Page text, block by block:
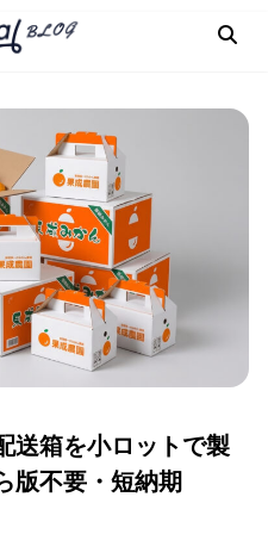
送箱を小ロットで製
版不要・短納期